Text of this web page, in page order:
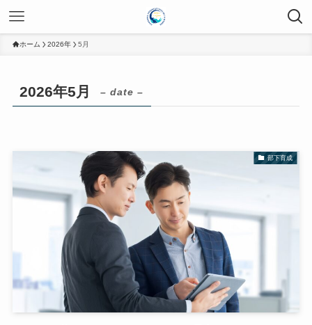
ホーム 2026年 5月
2026年5月 – date –
部下育成